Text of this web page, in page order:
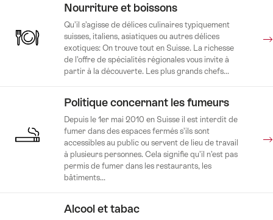
Nourriture et boissons
Qu’il s’agisse de délices culinaires typiquement
suisses, italiens, asiatiques ou autres délices
exotiques: On trouve tout en Suisse. La richesse
de l’offre de spécialités régionales vous invite à
partir à la découverte. Les plus grands chefs...
Politique concernant les fumeurs
Depuis le 1er mai 2010 en Suisse il est interdit de
fumer dans des espaces fermés s’ils sont
accessibles au public ou servent de lieu de travail
à plusieurs personnes. Cela signifie qu’il n’est pas
permis de fumer dans les restaurants, les
bâtiments...
Alcool et tabac